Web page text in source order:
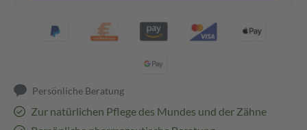
Persönliche Beratung
Zur natürlichen Pflege des Mundes und der Zähne